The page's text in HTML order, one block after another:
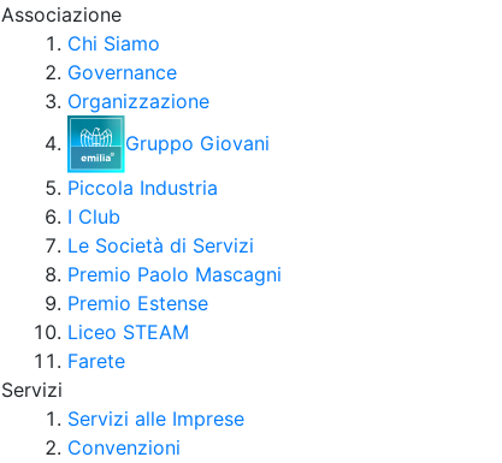
Associazione
Chi Siamo
Governance
Organizzazione
Gruppo Giovani
Piccola Industria
I Club
Le Società di Servizi
Premio Paolo Mascagni
Premio Estense
Liceo STEAM
Farete
Servizi
Servizi alle Imprese
Convenzioni